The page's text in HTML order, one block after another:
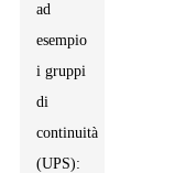
ad
esempio
i gruppi
di
continuità
(UPS):